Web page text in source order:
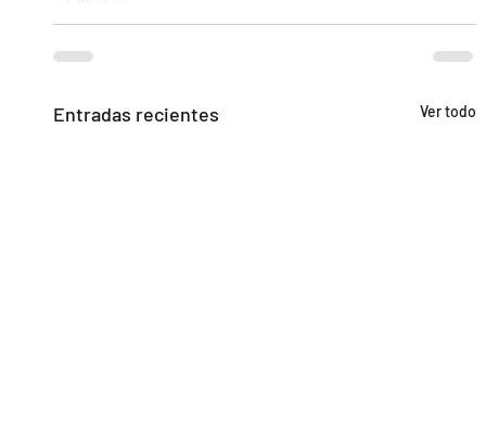
Entradas recientes Ver todo